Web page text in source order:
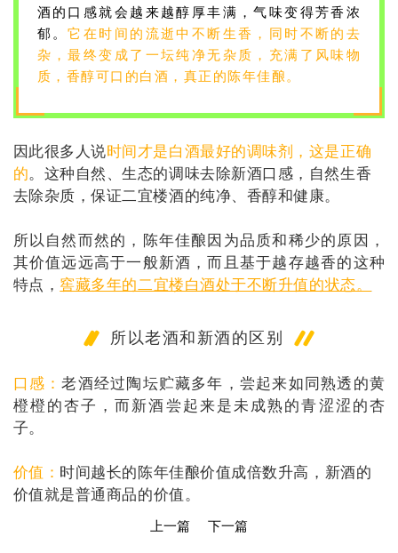
酒的口感就会越来越醇厚丰满，气味变得芳香浓
郁。它在时间的流逝中不断生香，同时不断的去
杂，最终变成了一坛纯净无杂质，充满了风味物
质，香醇可口的白酒，真正的陈年佳酿。
因此很多人说时间才是白酒最好的调味剂，这是正确
的。这种自然、生态的调味去除新酒口感，自然生香
去除杂质，保证二宜楼酒的纯净、香醇和健康。
所以自然而然的，陈年佳酿因为品质和稀少的原因，
其价值远远高于一般新酒，而且基于越存越香的这种
特点， 窖藏多年的二宜楼白酒处于不断升值的状态。
所以老酒和新酒的区别
口感：老酒经过陶坛贮藏多年，尝起来如同熟透的黄
橙橙的杏子，而新酒尝起来是未成熟的青涩涩的杏
子。
价值： 时间越长的陈年佳酿价值成倍数升高， 新酒的
价值就是普通商品的价值。
上一篇 下一篇